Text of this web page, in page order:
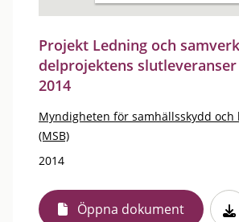
Projekt Ledning och
delprojektens
2014
Myndigheten för samhällsskydd och
(MSB)
2014
Öppna dokument